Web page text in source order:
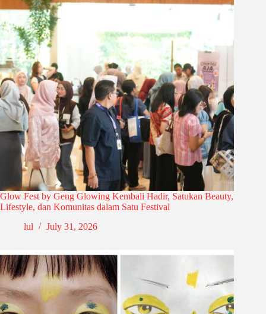
Glow Fest by Geng Glowing Kembali Hadir, Satukan Beauty,
Lifestyle, dan Komunitas dalam Satu Festival
lul
July 31, 2026